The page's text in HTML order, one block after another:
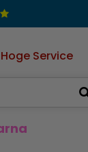
Hoge Service